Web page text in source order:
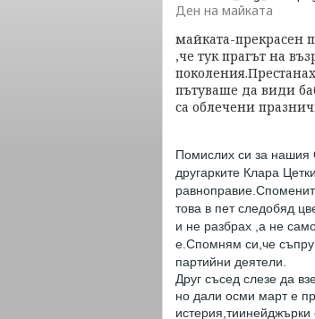
Ден на майката
майката-прекрасен
,че тук прагът на
пътуваше да види
са облечени
Помислих си за
другарките Клара
това в пет следобяд
и не разбрах ,а не
е.Спомням си,че
партийни деятели.
Друг съсед слезе да
но дали осми март е